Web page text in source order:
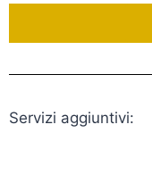
Servizi aggiuntivi: